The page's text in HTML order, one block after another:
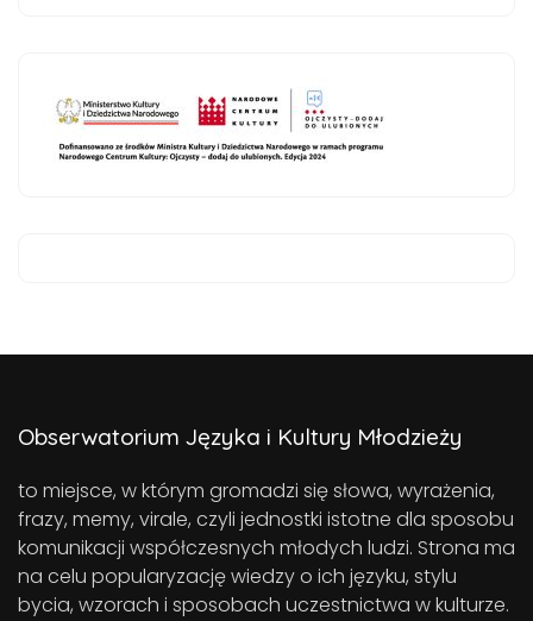
Obserwatorium Języka i Kultury Młodzieży
to miejsce, w którym gromadzi się słowa, wyrażenia,
frazy, memy, virale, czyli jednostki istotne dla sposobu
komunikacji współczesnych młodych ludzi. Strona ma
na celu popularyzację wiedzy o ich języku, stylu
bycia, wzorach i sposobach uczestnictwa w kulturze.